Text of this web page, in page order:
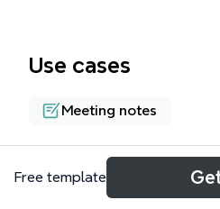
Use cases
Meeting notes
About
Free template